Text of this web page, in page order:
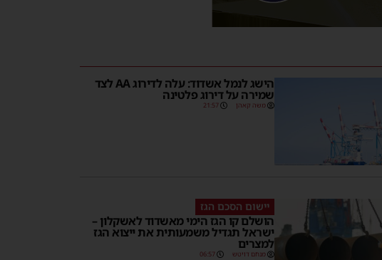
הישג לנמל אשדוד: עלה לדירוג AA לצד
שמירה על דירוג פלטינה
משה קאהן 21:57
יישום הסכם הגז
הושלם קו הגז הימי מאשדוד לאשקלון –
ישראל תגדיל משמעותית את ייצוא הגז
למצרים
מנחם דויטש 06:57